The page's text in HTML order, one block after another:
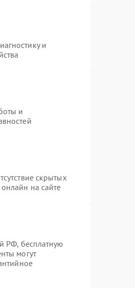
и
и
скрытых
на сайте
РФ, бесплатную
могут